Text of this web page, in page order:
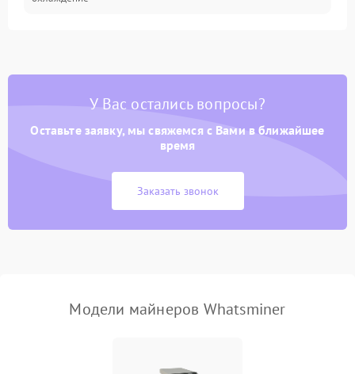
У Вас остались вопросы?
Оставьте заявку, мы свяжемся с Вами в ближайшее
время
Заказать звонок
Модели майнеров Whatsminer